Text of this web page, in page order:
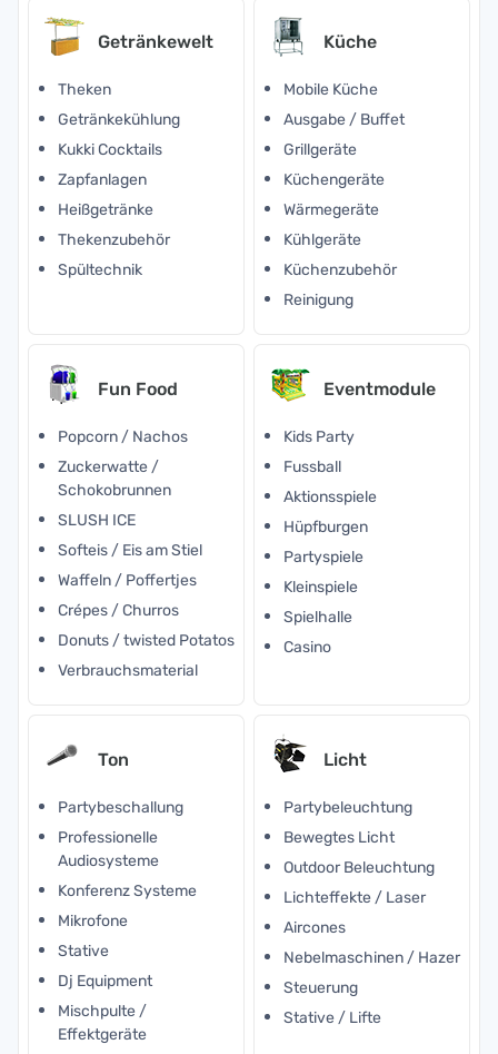
Getränkewelt
Theken
Getränkekühlung
Kukki Cocktails
Zapfanlagen
Heißgetränke
Thekenzubehör
Spültechnik
Küche
Mobile Küche
Ausgabe / Buffet
Grillgeräte
Küchengeräte
Wärmegeräte
Kühlgeräte
Küchenzubehör
Reinigung
Fun Food
Popcorn / Nachos
Zuckerwatte /
Schokobrunnen
SLUSH ICE
Softeis / Eis am Stiel
Waffeln / Poffertjes
Crépes / Churros
Donuts / twisted Potatos
Verbrauchsmaterial
Eventmodule
Kids Party
Fussball
Aktionsspiele
Hüpfburgen
Partyspiele
Kleinspiele
Spielhalle
Casino
Ton
Partybeschallung
Professionelle
Audiosysteme
Konferenz Systeme
Mikrofone
Stative
Dj Equipment
Mischpulte /
Effektgeräte
Licht
Partybeleuchtung
Bewegtes Licht
Outdoor Beleuchtung
Lichteffekte / Laser
Aircones
Nebelmaschinen / Hazer
Steuerung
Stative / Lifte